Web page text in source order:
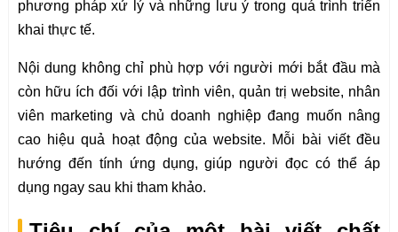
phương pháp xử lý và những lưu ý trong quá trình triển
khai thực tế.
Nội dung không chỉ phù hợp với người mới bắt đầu mà
còn hữu ích đối với lập trình viên, quản trị website, nhân
viên marketing và chủ doanh nghiệp đang muốn nâng
cao hiệu quả hoạt động của website. Mỗi bài viết đều
hướng đến tính ứng dụng, giúp người đọc có thể áp
dụng ngay sau khi tham khảo.